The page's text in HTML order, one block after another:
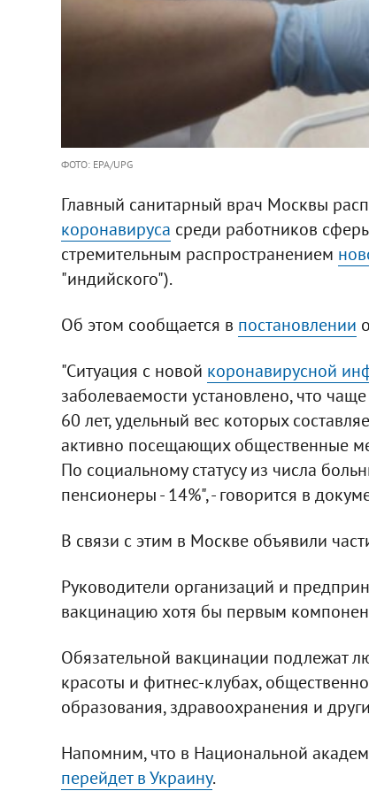
ФОТО: EPA/UPG
Главный санитарный врач Москвы
коронавируса среди работников
стремительным распространением
"индийского").
Об этом сообщается в постановлении
"Ситуация с новой коронавирусной
заболеваемости установлено, что
60 лет, удельный вес которых
активно посещающих общественные
По социальному статусу из числа
пенсионеры - 14%", - говорится в
В связи с этим в Москве объявили
Руководители организаций и
вакцинацию хотя бы первым
Обязательной вакцинации подлежат
красоты и фитнес-клубах,
образования, здравоохранения и
Напомним, что в Национальной
перейдет в Украину.